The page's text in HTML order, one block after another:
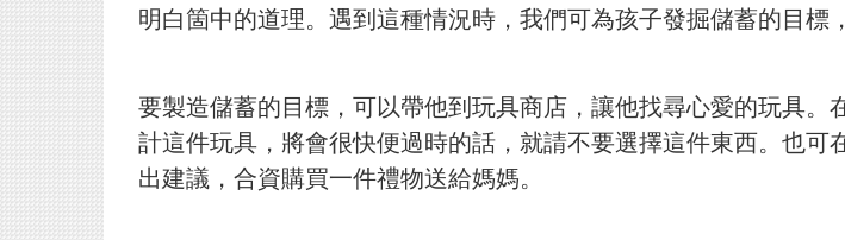
明白箇中的道理。遇到這種情況時，我們可為孩子發掘儲蓄的目標
要製造儲蓄的目標，可以帶他到玩具商店，讓他找尋心愛的玩具
計這件玩具，將會很快便過時的話，就請不要選擇這件東西。也可
出建議，合資購買一件禮物送給媽媽。